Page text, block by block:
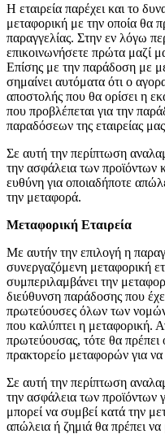
Η εταιρεία παρέχει και το
μεταφορική με την οποία θα
παραγγελίας. Στην εν λόγω
επικοινωνήσετε πρώτα μαζί
Επίσης με την παράδοση με
σημαίνει αυτόματα ότι ο
αποστολής που θα ορίσει η
που προβλέπεται για την
παραδόσεων της εταιρείας
Σε αυτή την περίπτωση
την ασφάλεια των προϊόντων
ευθύνη για οποιαδήποτε
την μεταφορά.
Μεταφορική Εταιρεία
Με αυτήν την επιλογή η
συνεργαζόμενη μεταφορική
συμπεριλαμβάνει την
διεύθυνση παράδοσης που
πρωτεύουσες όλων των
που καλύπτει η μεταφορική.
πρωτεύουσας, τότε θα πρέπει
πρακτορείο μεταφορών για να
Σε αυτή την περίπτωση
την ασφάλεια των προϊόντων
μπορεί να συμβεί κατά την
απώλεια ή ζημιά θα πρέπει